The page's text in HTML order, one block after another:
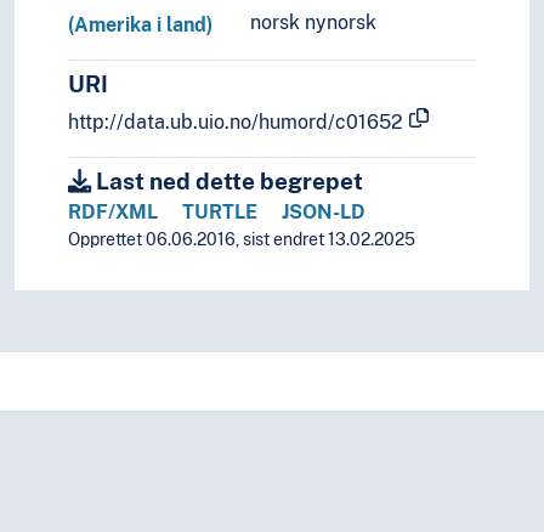
norsk nynorsk
(Amerika i land)
URI
http://data.ub.uio.no/humord/c01652
Last ned dette begrepet
RDF/XML TURTLE JSON-LD
Opprettet 06.06.2016, sist endret 13.02.2025